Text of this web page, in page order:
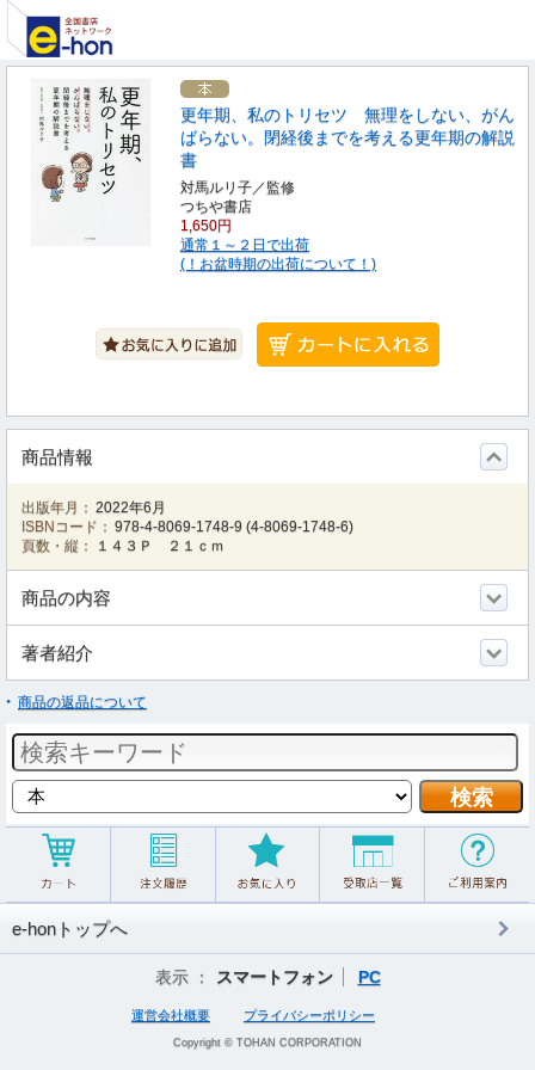
更年期、私のトリセツ 無理をしない、がん
ばらない。閉経後までを考える更年期の解説
書
対馬ルリ子／監修
つちや書店
1,650円
通常１～２日で出荷
(！お盆時期の出荷について！)
商品情報
出版年月： 2022年6月
ISBNコード： 978-4-8069-1748-9 (4-8069-1748-6)
頁数・縦：
１４３Ｐ ２１ｃｍ
商品の内容
著者紹介
商品の返品について
e-honトップへ
表示 ： スマートフォン PC
運営会社概要 プライバシーポリシー
Copyright © TOHAN CORPORATION